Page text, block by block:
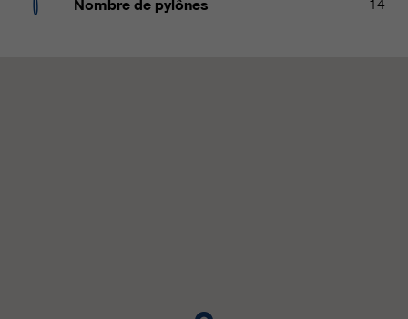
Nombre de pylônes 14
qui nous aident à améliorer nos